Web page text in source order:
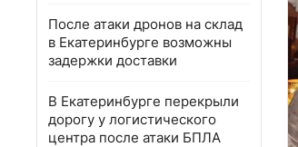
После атаки дронов на склад
в Екатеринбурге возможны
задержки доставки
В Екатеринбурге перекрыли
дорогу у логистического
центра после атаки БПЛА